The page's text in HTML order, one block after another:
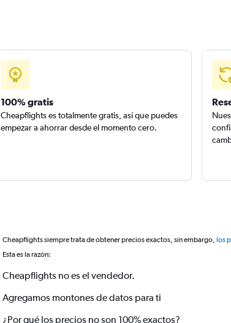
100% gratis
Cheapflights es totalmente gratis, así que puedes
empezar a ahorrar desde el momento cero.
Cheapflights siempre trata de obtener precios exactos, sin embargo, los
Esta es la razón:
Cheapflights no es el vendedor.
Agregamos montones de datos para ti
¿Por qué los precios no son 100% exactos?